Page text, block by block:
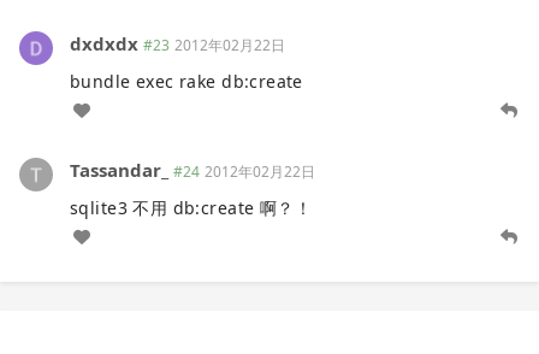
dxdxdx #23 2012年02月22日
bundle exec rake db:create
Tassandar_ #24 2012年02月22日
sqlite3 不用 db:create 啊？！